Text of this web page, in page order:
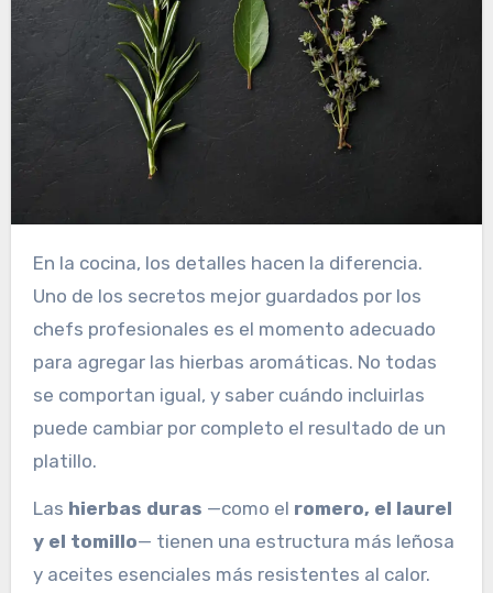
En la cocina, los detalles hacen la diferencia.
Uno de los secretos mejor guardados por los
chefs profesionales es el momento adecuado
para agregar las hierbas aromáticas. No todas
se comportan igual, y saber cuándo incluirlas
puede cambiar por completo el resultado de un
platillo.
Las hierbas duras —como el romero, el laurel
y el tomillo— tienen una estructura más leñosa
y aceites esenciales más resistentes al calor.